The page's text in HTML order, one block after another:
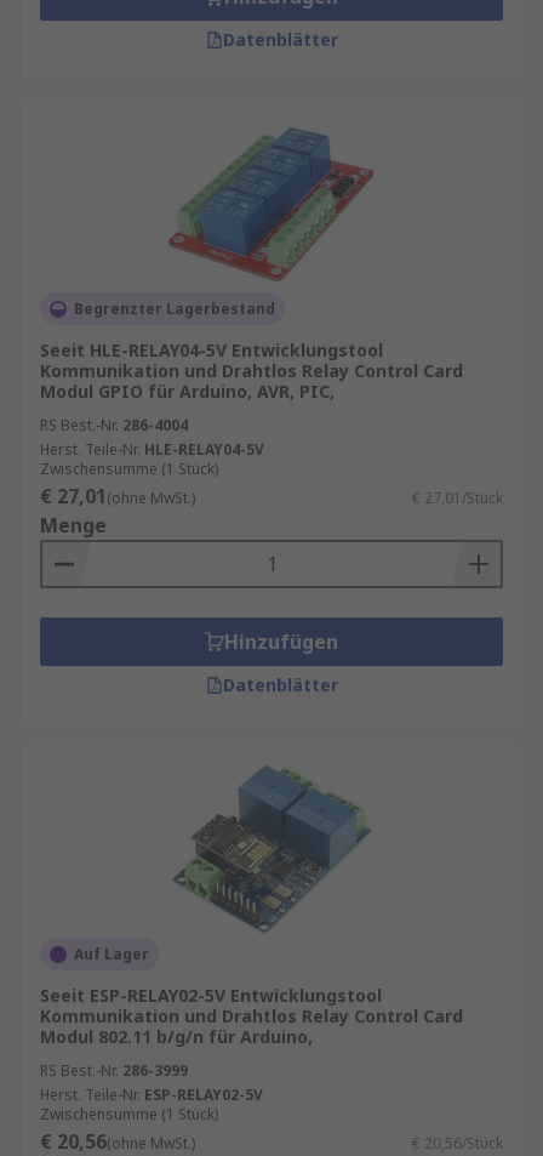
Datenblätter
Begrenzter Lagerbestand
Seeit HLE-RELAY04-5V Entwicklungstool
Kommunikation und Drahtlos Relay Control Card
Modul GPIO für Arduino, AVR, PIC,
RS Best.-Nr. 286-4004
Herst. Teile-Nr. HLE-RELAY04-5V
Zwischensumme (1 Stück)
€ 27,01(ohne MwSt.) € 27,01/Stück
Menge
Hinzufügen
Datenblätter
Auf Lager
Seeit ESP-RELAY02-5V Entwicklungstool
Kommunikation und Drahtlos Relay Control Card
Modul 802.11 b/g/n für Arduino,
RS Best.-Nr. 286-3999
Herst. Teile-Nr. ESP-RELAY02-5V
Zwischensumme (1 Stück)
€ 20,56(ohne MwSt.) € 20,56/Stück